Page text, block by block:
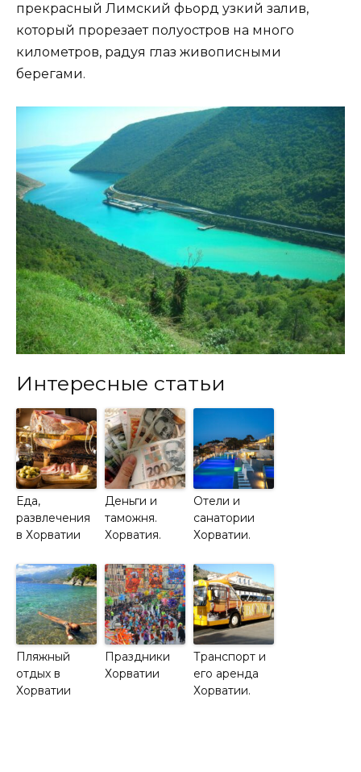
прекрасный Лимский фьорд узкий залив,
который прорезает полуостров на много
километров, радуя глаз живописными
берегами.
Интересные статьи
Еда,
развлечения
в Хорватии
Деньги и
таможня.
Хорватия.
Отели и
санатории
Хорватии.
Пляжный
отдых в
Хорватии
Праздники
Хорватии
Транспорт и
его аренда
Хорватии.